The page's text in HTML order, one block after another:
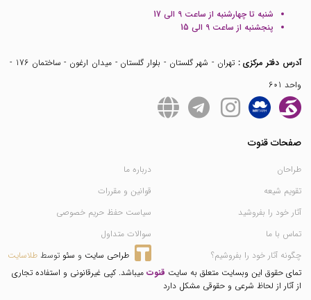
شنبه تا چهارشنبه از ساعت 9 الی 17
پنجشنبه از ساعت 9 الی 15
آدرس دفتر مرکزی :
تهران - شهر گلستان - بلوار گلستان - میدان ارغون - ساختمان 176 -
واحد 601
صفحات قنوت
طراحان
تقویم شیعه
آثار خود را بفروشید
تماس با ما
چگونه آثار خود را بفروشیم؟
درباره ما
قوانین و مقررات
سیاست حفظ حریم خصوصی
سوالات متداول
طراحی سایت و سئو توسط طلاسایت
تمای حقوق این وبسایت متعلق به سایت قنوت میباشد. کپی غیرقانونی و استفاده تجاری
از آثار از لحاظ شرعی و حقوقی مشکل دارد